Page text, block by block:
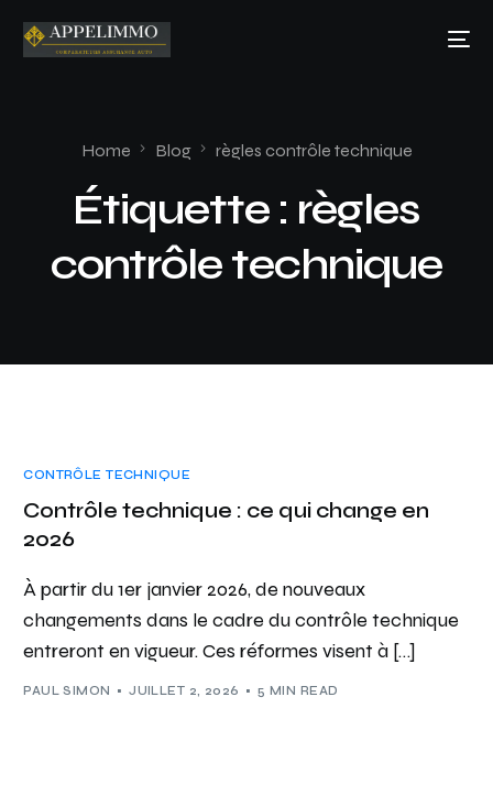
Home Blog règles contrôle technique
Étiquette : règles
contrôle technique
CONTRÔLE TECHNIQUE
Contrôle technique : ce qui change en
2026
À partir du 1er janvier 2026, de nouveaux
changements dans le cadre du contrôle technique
entreront en vigueur. Ces réformes visent à […]
PAUL SIMON JUILLET 2, 2026 5 MIN READ